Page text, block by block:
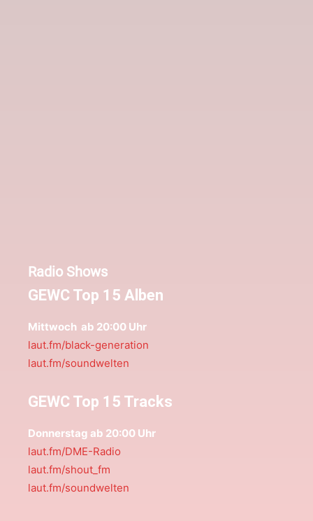
Radio Shows
GEWC Top 15 Alben
Mittwoch ab 20:00 Uhr
laut.fm/black-generation
laut.fm/soundwelten
GEWC Top 15 Tracks
Donnerstag ab 20:00 Uhr
laut.fm/DME-Radio
laut.fm/shout_fm
laut.fm/soundwelten